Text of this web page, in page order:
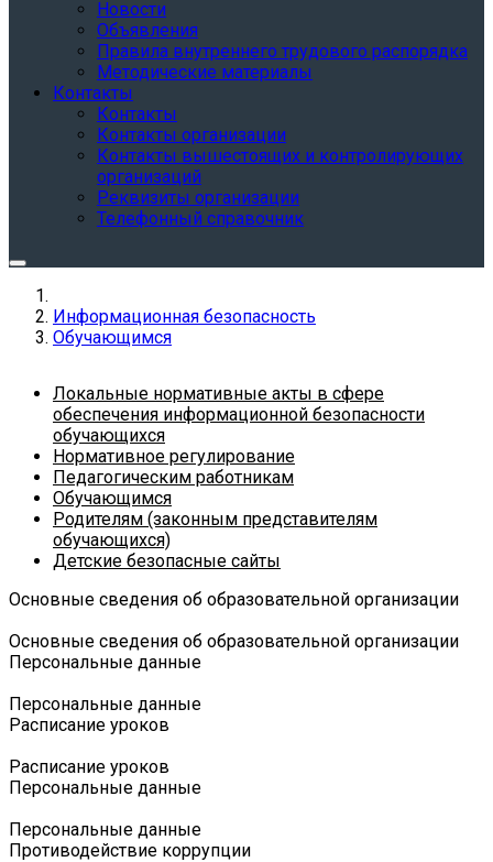
Новости
Объявления
Правила внутреннего трудового распорядка
Методические материалы
Контакты
Контакты
Контакты организации
Контакты вышестоящих и контролирующих
организаций
Реквизиты организации
Телефонный справочник
Информационная безопасность
Обучающимся
Локальные нормативные акты в сфере
обеспечения информационной безопасности
обучающихся
Нормативное регулирование
Педагогическим работникам
Обучающимся
Родителям (законным представителям
обучающихся)
Детские безопасные сайты
Основные сведения об образовательной организации
Основные сведения об образовательной организации
Персональные данные
Персональные данные
Расписание уроков
Расписание уроков
Персональные данные
Персональные данные
Противодействие коррупции